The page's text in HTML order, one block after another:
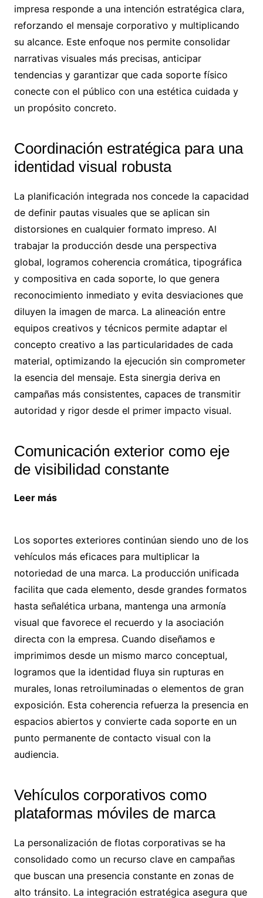
impresa responde a una intención estratégica clara,
reforzando el mensaje corporativo y multiplicando
su alcance. Este enfoque nos permite consolidar
narrativas visuales más precisas, anticipar
tendencias y garantizar que cada soporte físico
conecte con el público con una estética cuidada y
un propósito concreto.
Coordinación estratégica para una
identidad visual robusta
La planificación integrada nos concede la capacidad
de definir pautas visuales que se aplican sin
distorsiones en cualquier formato impreso. Al
trabajar la producción desde una perspectiva
global, logramos coherencia cromática, tipográfica
y compositiva en cada soporte, lo que genera
reconocimiento inmediato y evita desviaciones que
diluyen la imagen de marca. La alineación entre
equipos creativos y técnicos permite adaptar el
concepto creativo a las particularidades de cada
material, optimizando la ejecución sin comprometer
la esencia del mensaje. Esta sinergia deriva en
campañas más consistentes, capaces de transmitir
autoridad y rigor desde el primer impacto visual.
Comunicación exterior como eje
de visibilidad constante
Leer más
Los soportes exteriores continúan siendo uno de los
vehículos más eficaces para multiplicar la
notoriedad de una marca. La producción unificada
facilita que cada elemento, desde grandes formatos
hasta señalética urbana, mantenga una armonía
visual que favorece el recuerdo y la asociación
directa con la empresa. Cuando diseñamos e
imprimimos desde un mismo marco conceptual,
logramos que la identidad fluya sin rupturas en
murales, lonas retroiluminadas o elementos de gran
exposición. Esta coherencia refuerza la presencia en
espacios abiertos y convierte cada soporte en un
punto permanente de contacto visual con la
audiencia.
Vehículos corporativos como
plataformas móviles de marca
La personalización de flotas corporativas se ha
consolidado como un recurso clave en campañas
que buscan una presencia constante en zonas de
alto tránsito. La integración estratégica asegura que